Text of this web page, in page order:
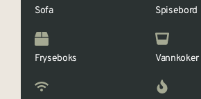
Sofa Spisebord
Fryseboks Vannkoker